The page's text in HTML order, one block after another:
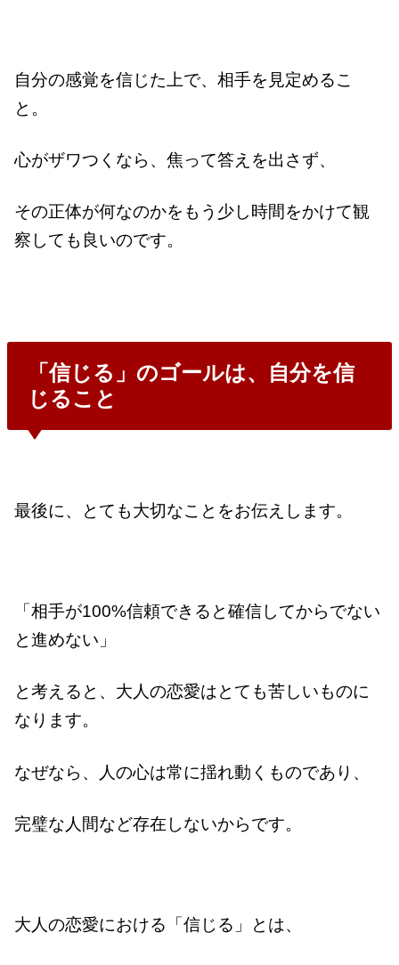
自分の感覚を信じた上で、相手を見定めるこ
と。
心がザワつくなら、焦って答えを出さず、
その正体が何なのかをもう少し時間をかけて観
察しても良いのです。
「信じる」のゴールは、自分を信
じること
最後に、とても大切なことをお伝えします。
「相手が100%信頼できると確信してからでない
と進めない」
と考えると、大人の恋愛はとても苦しいものに
なります。
なぜなら、人の心は常に揺れ動くものであり、
完璧な人間など存在しないからです。
大人の恋愛における「信じる」とは、